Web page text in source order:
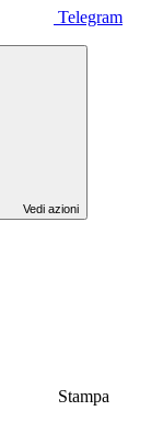
Telegram
Vedi azioni
Stampa